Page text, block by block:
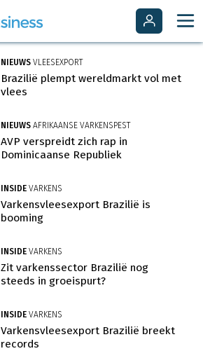
NIEUWS VLEESEXPORT
Brazilië plempt wereldmarkt vol met
vlees
NIEUWS AFRIKAANSE VARKENSPEST
AVP verspreidt zich rap in
Dominicaanse Republiek
INSIDE VARKENS
Varkensvleesexport Brazilië is
booming
INSIDE VARKENS
Zit varkenssector Brazilië nog
steeds in groeispurt?
INSIDE VARKENS
Varkensvleesexport Brazilië breekt
records